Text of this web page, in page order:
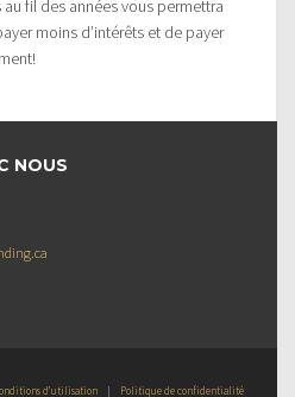
fil des années vous permettra
moins d’intérêts et de payer
NOUS
d’utilisation | Politique de confidentialité